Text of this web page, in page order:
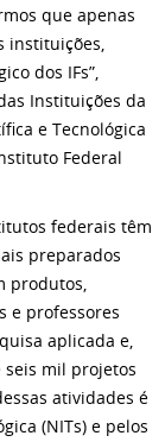
que apenas
instituições,
dos IFs”,
Instituições da
e Tecnológica
Federal
federais têm
preparados
produtos,
e professores
aplicada e,
seis mil projetos
atividades é
(NITs) e pelos